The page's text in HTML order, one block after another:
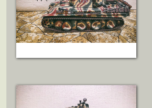
ZOBRAZIT DETAIL